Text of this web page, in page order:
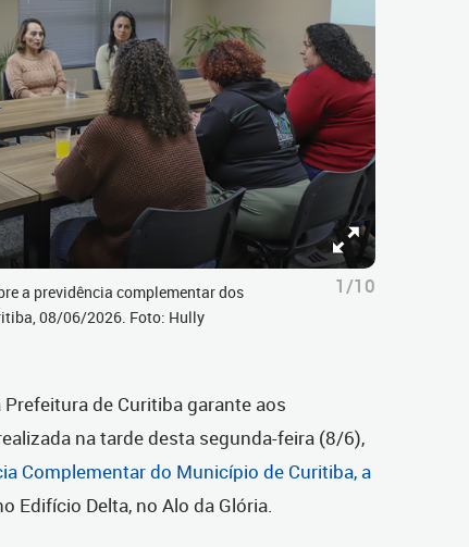
a previdência complementar dos
08/06/2026. Foto: Hully
1/10
de Curitiba garante aos
na tarde desta segunda-feira (8/6),
Complementar do Município de Curitiba, a
Edifício Delta, no Alo da Glória.